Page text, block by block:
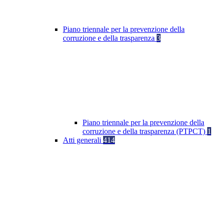
Piano triennale per la prevenzione della
corruzione e della trasparenza 3
Piano triennale per la prevenzione della
corruzione e della trasparenza (PTPCT) 1
Atti generali 414